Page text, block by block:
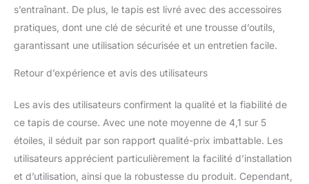
performances améliorées
et un espace de
MOTEUR PUISSANT ET
capacité robuste de 2,5
des vitesses allant
jusqu'à 12 km/h sans
effort. Pourtant, au milieu
de sa puissance, il
silencieusement,
s’entraînant. De plus, le tapis est livré avec des accessoires
pratiques, dont une clé de sécurité et une trousse d’outils,
garantissant une utilisation sécurisée et un entretien facile.
Retour d’expérience et avis des utilisateurs
Les avis des utilisateurs confirment la qualité et la fiabilité de
ce tapis de course. Avec une note moyenne de 4,1 sur 5
étoiles, il séduit par son rapport qualité-prix imbattable. Les
utilisateurs apprécient particulièrement la facilité d’installation
et d’utilisation, ainsi que la robustesse du produit. Cependant,